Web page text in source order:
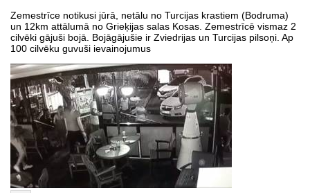
Zemestrīce notikusi jūrā, netālu no Turcijas krastiem (Bodruma)
un 12km attālumā no Grieķijas salas Kosas. Zemestrīcē vismaz 2
cilvēki gājuši bojā. Bojāgājušie ir Zviedrijas un Turcijas pilsoņi. Ap
100 cilvēku guvuši ievainojumus